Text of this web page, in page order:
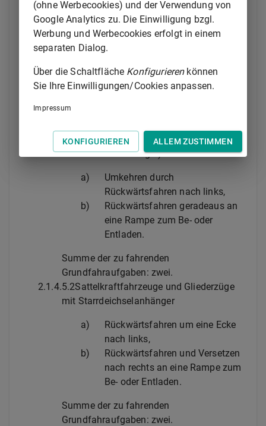
eine Rampe zum Be- oder
Entladen.
Summe der zu fahrenden
Grundfahraufgaben bei Klasse C1E: zwei.
Summe der zu fahrenden
D1E: eine.
2.1.4.5.1Gliederzüge (keine Kombinationen mit
Starrdeichselanhänger)
a)
Umkehren durch
Rückwärtsfahren nach links,
b)
Rückwärtsfahren geradeaus an
eine Rampe zum Be- oder
Entladen.
Summe der zu fahrenden
Grundfahraufgaben: zwei.
2.1.4.5.2Sattelkraftfahrzeuge und Gliederzüge
mit Starrdeichselanhänger
a)
Rückwärtsfahren um eine Ecke
nach links,
b)
Rückwärtsfahren und Versetzen
nach rechts an eine Rampe zum
Be- oder Entladen.
Summe der zu fahrenden
Grundfahraufgaben: zwei.
(ohne Werbecookies) und der Verwendung von
Google Analytics zu. Die Einwilligung bzgl.
Werbung und Werbecookies erfolgt in einem
separaten Dialog.
Über die Schaltfläche Konfigurierenkönnen
Sie Ihre Einwilligungen/Cookies anpassen.
Impressum
KONFIGURIEREN ALLEM ZUSTIMMEN